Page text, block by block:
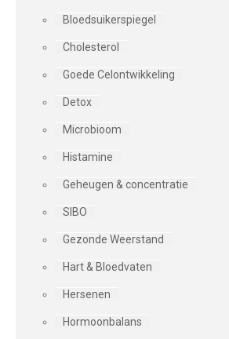
Bloedsuikerspiegel
Cholesterol
Goede Celontwikkeling
Detox
Microbioom
Histamine
Geheugen & concentratie
SIBO
Gezonde Weerstand
Hart & Bloedvaten
Hersenen
Hormoonbalans